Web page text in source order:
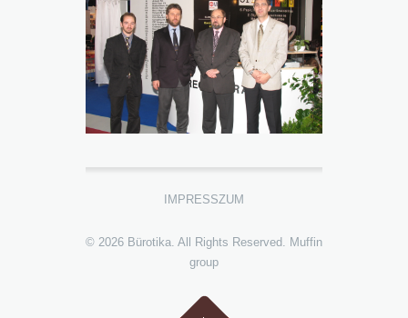
IMPRESSZUM
© 2026 Bürotika. All Rights Reserved.
Muffin
group